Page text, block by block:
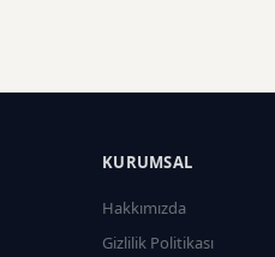
KURUMSAL
Hakkımızda
Gizlilik Politikası